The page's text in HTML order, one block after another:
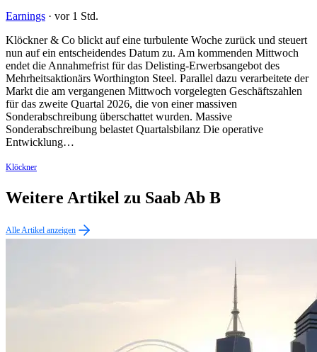
Earnings · vor 1 Std.
Klöckner & Co blickt auf eine turbulente Woche zurück und steuert
nun auf ein entscheidendes Datum zu. Am kommenden Mittwoch
endet die Annahmefrist für das Delisting-Erwerbsangebot des
Mehrheitsaktionärs Worthington Steel. Parallel dazu verarbeitete der
Markt die am vergangenen Mittwoch vorgelegten Geschäftszahlen
für das zweite Quartal 2026, die von einer massiven
Sonderabschreibung überschattet wurden. Massive
Sonderabschreibung belastet Quartalsbilanz Die operative
Entwicklung…
Klöckner
Weitere Artikel zu Saab Ab B
Alle Artikel anzeigen